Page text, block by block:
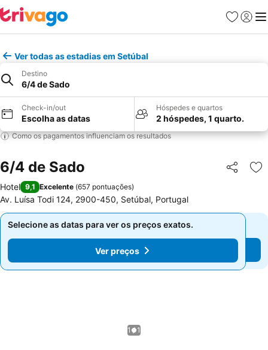
Favoritos
Iniciar
Ver todas as estadias em Setúbal
Destino
6/4 de Sado
Check-in/out
Escolha as datas
Hóspedes e quartos
2 hóspedes, 1 quarto.
Como os pagamentos influenciam os resultados
6/4 de Sado Partilhar
Hotel 9,1 Excelente (657 pontuações)
Av. Luísa Todi 124, 2900-450, Setúbal, Portugal
Selecione as datas para ver os preços exatos.
Ver preços
Selecione as datas para ver os preços exatos.
Ver preços
1 / 1